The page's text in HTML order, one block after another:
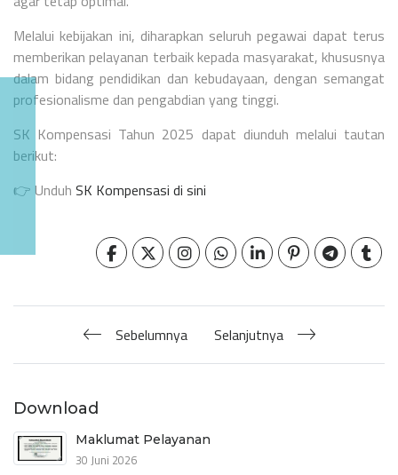
Melalui kebijakan ini, diharapkan seluruh pegawai dapat terus
memberikan pelayanan terbaik kepada masyarakat, khususnya
dalam bidang pendidikan dan kebudayaan, dengan semangat
profesionalisme dan pengabdian yang tinggi.
SK Kompensasi Tahun 2025 dapat diunduh melalui tautan
berikut:
👉 Unduh SK Kompensasi di sini
Sebelumnya Selanjutnya
Download
Maklumat Pelayanan
30 Juni 2026